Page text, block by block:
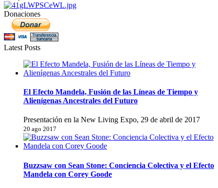
Donaciones
Latest Posts
El Efecto Mandela, Fusión de las Líneas de Tiempo y
Alienígenas Ancestrales del Futuro
Presentación en la New Living Expo, 29 de abril de 2017
20 ago 2017
Buzzsaw con Sean Stone: Conciencia Colectiva y el Efecto
Mandela con Corey Goode